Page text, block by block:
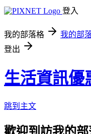
登入
我的部落格 我的部
登出
生活資訊優
跳到主文
歡迎到訪我的